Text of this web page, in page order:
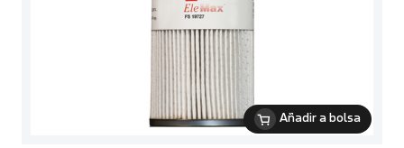
Añadir a bolsa